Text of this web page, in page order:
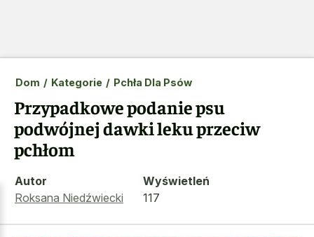
Dom / Kategorie / Pchła Dla Psów
Przypadkowe podanie psu
podwójnej dawki leku przeciw
pchłom
Autor
Roksana Niedźwiecki
Wyświetleń
117